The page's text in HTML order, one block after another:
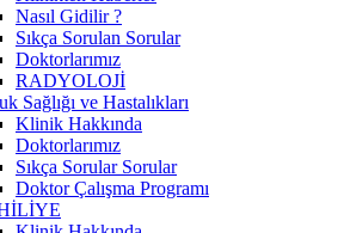
Nasıl Gidilir ?
Sıkça Sorulan Sorular
Doktorlarımız
RADYOLOJİ
Sağlığı ve Hastalıkları
Klinik Hakkında
Doktorlarımız
Sıkça Sorular Sorular
Doktor Çalışma Programı